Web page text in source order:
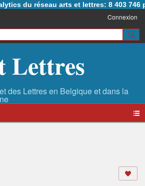
du réseau arts et lettres: 8 403 746
Connexion
Lettres